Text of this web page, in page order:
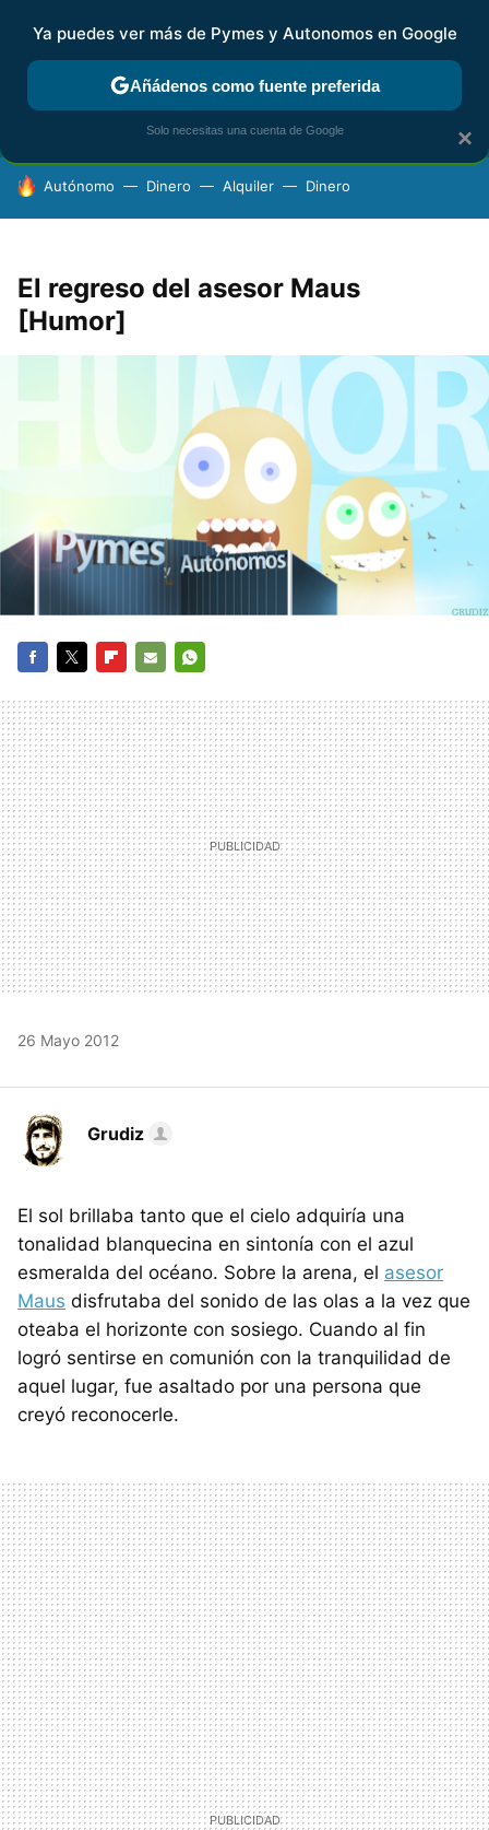
FISCALIDAD Y CONTABILIDAD KIT DIGITAL RENTA
HOY SE HABLA DE
Autónomo Dinero Alquiler Dinero
El regreso del asesor Maus
[Humor]
MAIL
26 Mayo 2012
Grudiz
El sol brillaba tanto que el cielo adquiría una
tonalidad blanquecina en sintonía con el azul
esmeralda del océano. Sobre la arena, el asesor
Maus disfrutaba del sonido de las olas a la vez que
oteaba el horizonte con sosiego. Cuando al fin
logró sentirse en comunión con la tranquilidad de
aquel lugar, fue asaltado por una persona que
creyó reconocerle.
×
Ya puedes ver más de Pymes y Autonomos en Google
Añádenos como fuente preferida
Solo necesitas una cuenta de Google